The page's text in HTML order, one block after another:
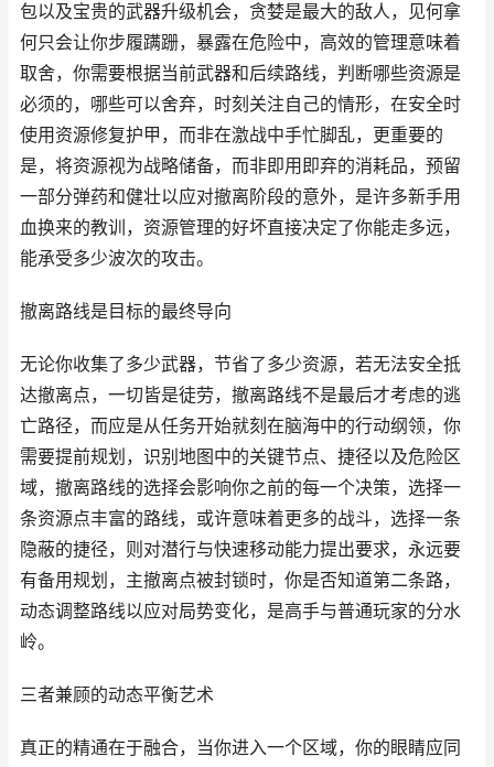
包以及宝贵的武器升级机会，贪婪是最大的敌人，见何拿
何只会让你步履蹒跚，暴露在危险中，高效的管理意味着
取舍，你需要根据当前武器和后续路线，判断哪些资源是
必须的，哪些可以舍弃，时刻关注自己的情形，在安全时
使用资源修复护甲，而非在激战中手忙脚乱，更重要的
是，将资源视为战略储备，而非即用即弃的消耗品，预留
一部分弹药和健壮以应对撤离阶段的意外，是许多新手用
血换来的教训，资源管理的好坏直接决定了你能走多远，
能承受多少波次的攻击。
撤离路线是目标的最终导向
无论你收集了多少武器，节省了多少资源，若无法安全抵
达撤离点，一切皆是徒劳，撤离路线不是最后才考虑的逃
亡路径，而应是从任务开始就刻在脑海中的行动纲领，你
需要提前规划，识别地图中的关键节点、捷径以及危险区
域，撤离路线的选择会影响你之前的每一个决策，选择一
条资源点丰富的路线，或许意味着更多的战斗，选择一条
隐蔽的捷径，则对潜行与快速移动能力提出要求，永远要
有备用规划，主撤离点被封锁时，你是否知道第二条路，
动态调整路线以应对局势变化，是高手与普通玩家的分水
岭。
三者兼顾的动态平衡艺术
真正的精通在于融合，当你进入一个区域，你的眼睛应同